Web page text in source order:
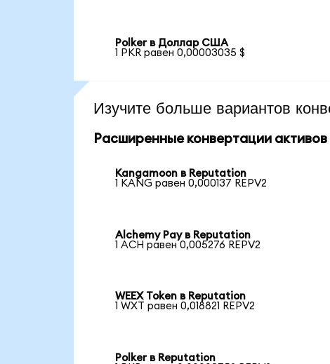
Polker в Доллар США
1 PKR равен 0,00003035 $
Изучите больше вариантов
Расширенные конвертации активов
Kangamoon в Reputation
1 KANG равен 0,000137 REPV2
Alchemy Pay в Reputation
1 ACH равен 0,005276 REPV2
WEEX Token в Reputation
1 WXT равен 0,018821 REPV2
Polker в Reputation